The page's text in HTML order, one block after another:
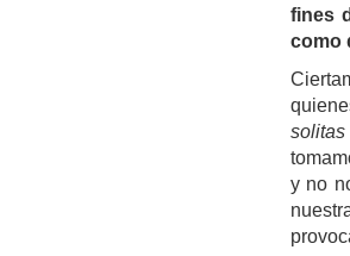
fines
como
solitas
y no